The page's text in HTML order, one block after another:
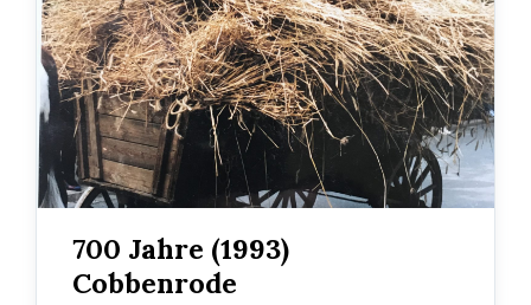
700 Jahre (1993)
Cobbenrode